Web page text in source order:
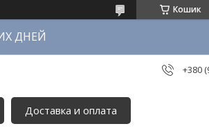
Кошик
ДНЕЙ
+380
Доставка и оплата